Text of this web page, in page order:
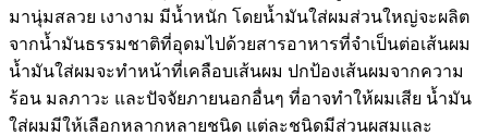
มานุ่มสลวย เงางาม มีน้ำหนัก โดยน้ำมันใส่ผมส่วนใหญ่จะผลิต
จากน้ำมันธรรมชาติที่อุดมไปด้วยสารอาหารที่จำเป็นต่อเส้นผม
น้ำมันใส่ผมจะทำหน้าที่เคลือบเส้นผม ปกป้องเส้นผมจากความ
ร้อน มลภาวะ และปัจจัยภายนอกอื่นๆ ที่อาจทำให้ผมเสีย น้ำมัน
ใส่ผมมีให้เลือกหลากหลายชนิด แต่ละชนิดมีส่วนผสมและ